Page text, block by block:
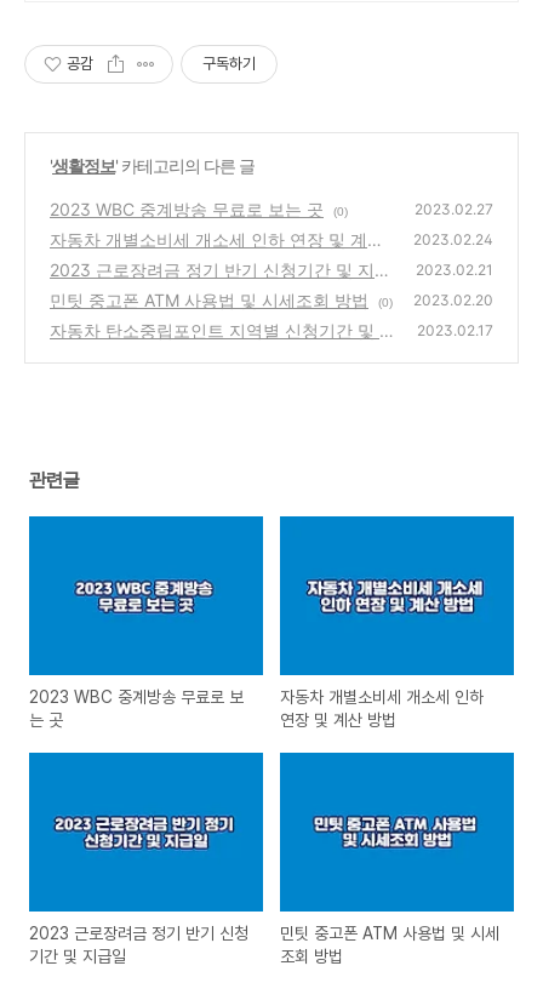
공감 구독하기
'생활정보' 카테고리의 다른 글
2023 WBC 중계방송 무료로 보는 곳 (0) 2023.02.27
자동차 개별소비세 개소세 인하 연장 및 계산
방법
(0)
2023.02.24
2023 근로장려금 정기 반기 신청기간 및 지급
일
(0)
2023.02.21
민팃 중고폰 ATM 사용법 및 시세조회 방법 (0) 2023.02.20
자동차 탄소중립포인트 지역별 신청기간 및 신
2023.02.17
관련글
2023 WBC 중계방송 무료로 보
는 곳
자동차 개별소비세 개소세 인하
연장 및 계산 방법
2023 근로장려금 정기 반기 신청
기간 및 지급일
민팃 중고폰 ATM 사용법 및 시세
조회 방법